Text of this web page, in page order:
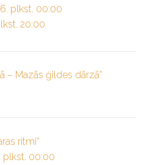
plkst. 00:00
20:00
– Mazās ģildes dārzā”
ritmi”
plkst. 00:00